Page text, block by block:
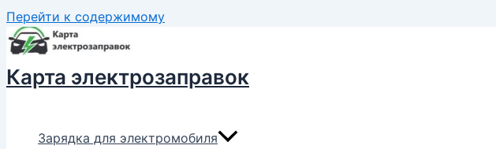
Перейти к содержимому
Карта электрозаправок
Зарядка для электромобиля